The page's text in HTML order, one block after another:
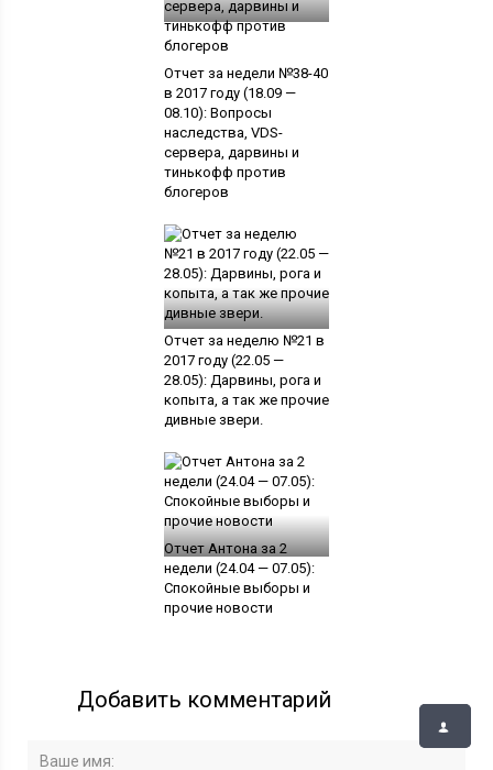
Отчет за недели №38-40
в 2017 году (18.09 —
08.10): Вопросы
наследства, VDS-
сервера, дарвины и
тинькофф против
блогеров
Отчет за неделю №21 в
2017 году (22.05 —
28.05): Дарвины, рога и
копыта, а так же прочие
дивные звери.
Отчет Антона за 2
недели (24.04 — 07.05):
Спокойные выборы и
прочие новости
Добавить комментарий